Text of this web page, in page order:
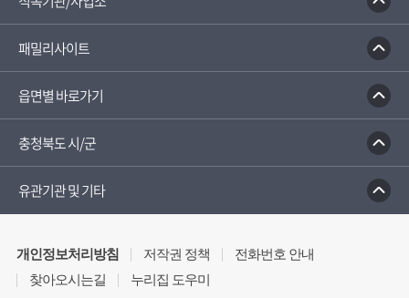
성불산 자연휴양림
패밀리사이트
읍면별 바로가기
충청북도 시/군
유관기관 및 기타
개인정보처리방침 저작권 정책
전화번호 안내
찾아오시는길
누리집 도우미